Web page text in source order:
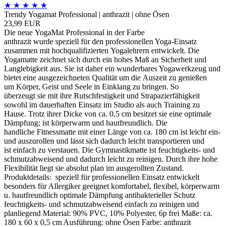
★ ★ ★ ★ ★
Trendy Yogamat Professional | anthrazit | ohne Ösen
23,99 EUR
Die neue YogaMat Professional in der Farbe
anthrazit wurde speziell für den professionellen Yoga-Einsatz
zusammen mit hochqualifizierten Yogalehrern entwickelt. Die
Yogamatte zeichnet sich durch ein hohes Maß an Sicherheit und
Langlebigkeit aus. Sie ist daher ein wunderbares Yogawerkzeug und
bietet eine ausgezeichneten Qualität um die Auszeit zu genießen
um Körper, Geist und Seele in Einklang zu bringen. So
überzeugt sie mit ihre Rutschfestigkeit und Strapazierfähigkeit
sowohl im dauerhaften Einsatz im Studio als auch Training zu
Hause. Trotz ihrer Dicke von ca. 0,5 cm besitzet sie eine optimale
Dämpfung; ist körperwarm und hautfreundlich. Die
handliche Fitnessmatte mit einer Länge von ca. 180 cm ist leicht ein-
und auszurollen und lässt sich dadurch leicht transportieren und
ist einfach zu verstauen. Die Gymnastikmatte ist feuchtigkeits- und
schmutzabweisend und dadurch leicht zu reinigen. Durch ihre hohe
Flexibilität liegt sie absolut plan im ausgerollten Zustand.
Produktdetails: speziell für professionellen Einsatz entwickelt
besonders für Allergiker geeignet komfortabel, flexibel, körperwarm
u. hautfreundlich optimale Dämpfung antibakterieller Schutz
feuchtigkeits- und schmutzabweisend einfach zu reinigen und
planliegend Material: 90% PVC, 10% Polyester, 6p frei Maße: ca.
180 x 60 x 0,5 cm Ausführung: ohne Ösen Farbe: anthrazit